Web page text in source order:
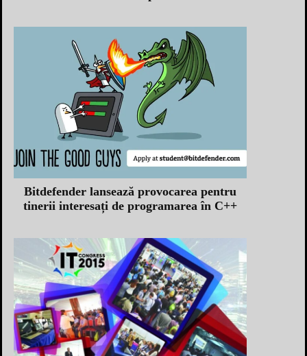
Bitdefender lansează provocarea pentru
tinerii interesați de programarea în C++